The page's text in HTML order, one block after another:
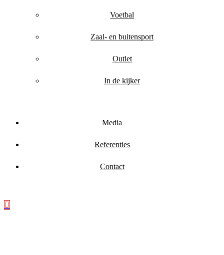
Voetbal
Zaal- en buitensport
Outlet
In de kijker
Media
Referenties
Contact